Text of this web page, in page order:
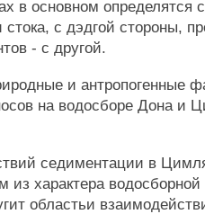
в основном определятся
с дэдгой стороны,
- с другой.
и антропогенные
на водосборе Дона и
седиментации в
из характера
областьи